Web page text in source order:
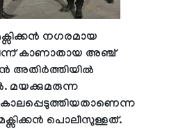
നഗരമായ
കാണാതായ അഞ്ച്
അതിർത്തിയിൽ
മയക്കുമരുന്ന
പൊലീസുള്ളത്.